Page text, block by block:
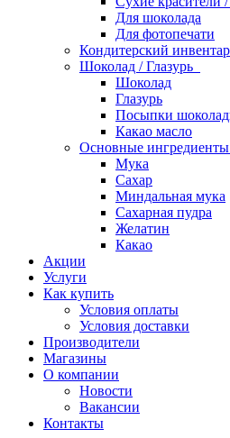
Для шоколада
Для фотопечати
Кондитерский
Шоколад / Глазурь
Шоколад
Глазурь
Посыпки
Какао масло
Основные ингредиенты
Мука
Сахар
Миндальная мука
Сахарная пудра
Желатин
Какао
Акции
Услуги
Как купить
Условия оплаты
Условия доставки
Производители
Магазины
О компании
Новости
Вакансии
Контакты